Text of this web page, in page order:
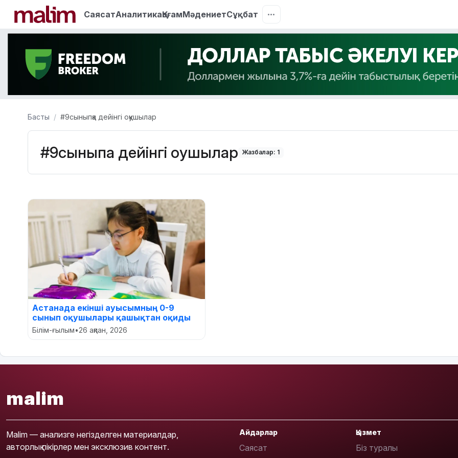
СаясатАналитикаҚоғамМәдениетСұқбат
Басты #9сыныпқа дейінгі оқушылар
#9сыныпқа дейінгі оқушылар Жазбалар: 1
Астанада екінші ауысымның 0-9
сынып оқушылары қашықтан оқиды
Білім-ғылым•26 ақпан, 2026
malim
Malim — анализге негізделген материалдар,
авторлық пікірлер мен эксклюзив контент.
Айдарлар
Саясат
Қызмет
Біз туралы